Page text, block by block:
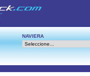
NAVIERA